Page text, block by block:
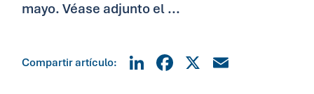
mayo. Véase adjunto el ...
Compartir artículo: LinkedIn
Facebook
X